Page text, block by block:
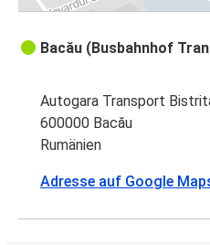
Bacău (Busbahnhof
Autogara Transport
600000 Bacău
Rumänien
Adresse auf Google